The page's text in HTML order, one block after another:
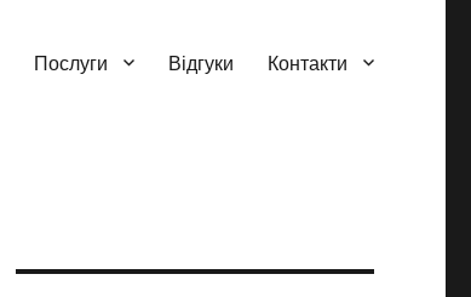
Послуги Відгуки Контакти